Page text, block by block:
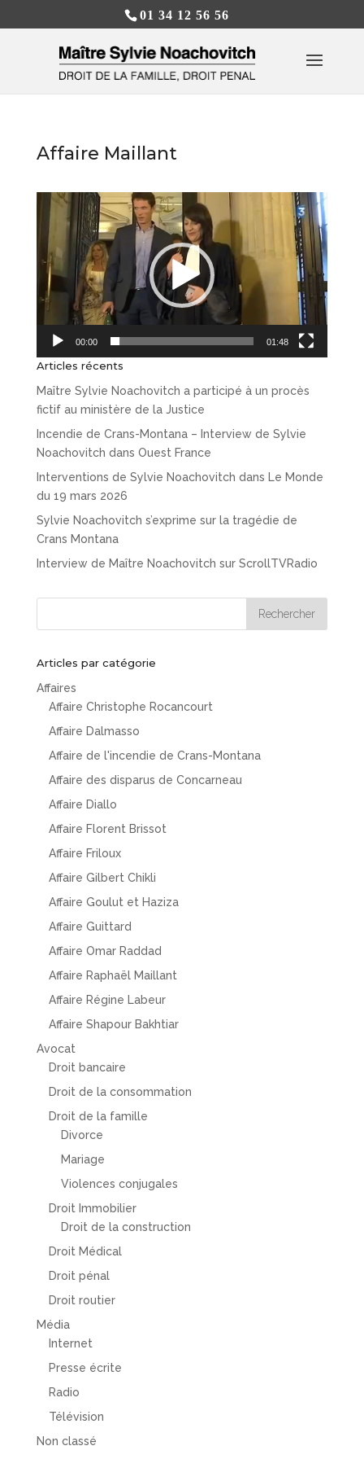
01 34 12 56 56
Affaire Maillant
Lecteur
vidéo
00:00 01:48
Articles récents
Maître Sylvie Noachovitch a participé à un procès
fictif au ministère de la Justice
Incendie de Crans-Montana – Interview de Sylvie
Noachovitch dans Ouest France
Interventions de Sylvie Noachovitch dans Le Monde
du 19 mars 2026
Sylvie Noachovitch s’exprime sur la tragédie de
Crans Montana
Interview de Maître Noachovitch sur ScrollTVRadio
Articles par catégorie
Affaires
Affaire Christophe Rocancourt
Affaire Dalmasso
Affaire de l'incendie de Crans-Montana
Affaire des disparus de Concarneau
Affaire Diallo
Affaire Florent Brissot
Affaire Friloux
Affaire Gilbert Chikli
Affaire Goulut et Haziza
Affaire Guittard
Affaire Omar Raddad
Affaire Raphaël Maillant
Affaire Régine Labeur
Affaire Shapour Bakhtiar
Avocat
Droit bancaire
Droit de la consommation
Droit de la famille
Divorce
Mariage
Violences conjugales
Droit Immobilier
Droit de la construction
Droit Médical
Droit pénal
Droit routier
Média
Internet
Presse écrite
Radio
Télévision
Non classé